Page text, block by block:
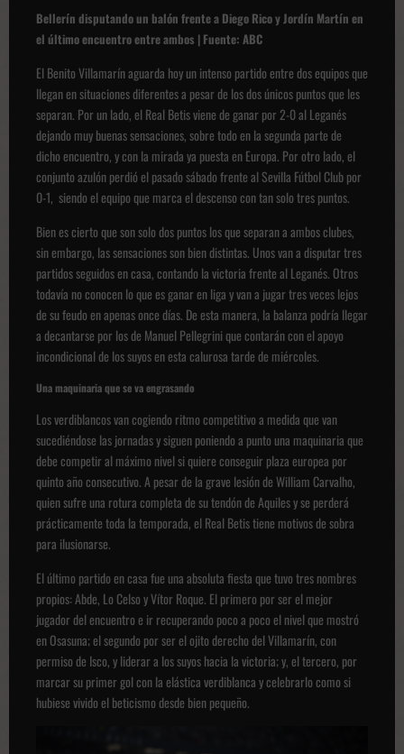
Bellerín disputando un balón frente a Diego Rico y Jordín Martín en
el último encuentro entre ambos | Fuente: ABC
El Benito Villamarín aguarda hoy un intenso partido entre dos equipos que
llegan en situaciones diferentes a pesar de los dos únicos puntos que les
separan. Por un lado, el Real Betis viene de ganar por 2-0 al Leganés
dejando muy buenas sensaciones, sobre todo en la segunda parte de
dicho encuentro, y con la mirada ya puesta en Europa. Por otro lado, el
conjunto azulón perdió el pasado sábado frente al Sevilla Fútbol Club por
0-1, siendo el equipo que marca el descenso con tan solo tres puntos.
Bien es cierto que son solo dos puntos los que separan a ambos clubes,
sin embargo, las sensaciones son bien distintas. Unos van a disputar tres
partidos seguidos en casa, contando la victoria frente al Leganés. Otros
todavía no conocen lo que es ganar en liga y van a jugar tres veces lejos
de su feudo en apenas once días. De esta manera, la balanza podría llegar
a decantarse por los de Manuel Pellegrini que contarán con el apoyo
incondicional de los suyos en esta calurosa tarde de miércoles.
Una maquinaria que se va engrasando
Los verdiblancos van cogiendo ritmo competitivo a medida que van
sucediéndose las jornadas y siguen poniendo a punto una maquinaria que
debe competir al máximo nivel si quiere conseguir plaza europea por
quinto año consecutivo. A pesar de la grave lesión de William Carvalho,
quien sufre una rotura completa de su tendón de Aquiles y se perderá
prácticamente toda la temporada, el Real Betis tiene motivos de sobra
para ilusionarse.
El último partido en casa fue una absoluta fiesta que tuvo tres nombres
propios: Abde, Lo Celso y Vítor Roque. El primero por ser el mejor
jugador del encuentro e ir recuperando poco a poco el nivel que mostró
en Osasuna; el segundo por ser el ojito derecho del Villamarín, con
permiso de Isco, y liderar a los suyos hacia la victoria; y, el tercero, por
marcar su primer gol con la elástica verdiblanca y celebrarlo como si
hubiese vivido el beticismo desde bien pequeño.